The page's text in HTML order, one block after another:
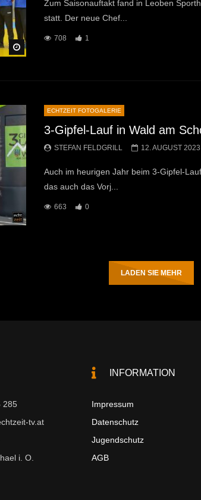
Später Ansehen
Zum Saisonauftakt fand in Leoben
statt. Der neue Chef...
708 1
ECHTZEIT FOTOGALERIE
3-Gipfel-Lauf in Wald am
STEFAN FELDGRILL 12. AUGUST 2023
Auch im heurigen Jahr beim 3-Gipfel-
das auch das Vorj...
663 0
LADEN SIE MEHR
285
tv.at
i. O.
INFORMATION
Impressum
Datenschutz
Jugendschutz
AGB